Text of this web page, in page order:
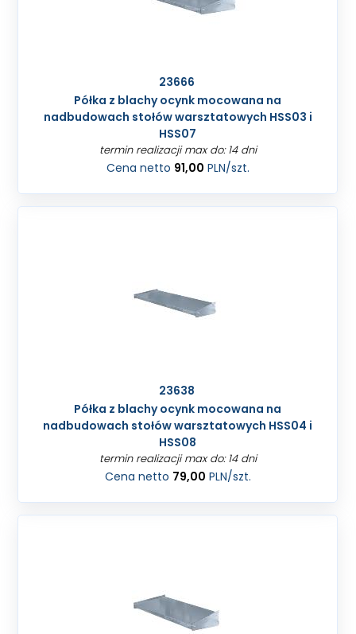
23666
Półka z blachy ocynk mocowana na
nadbudowach stołów warsztatowych HSS03 i
HSS07
termin realizacji max do: 14 dni
Cena netto 91,00 PLN/szt.
23638
Półka z blachy ocynk mocowana na
nadbudowach stołów warsztatowych HSS04 i
HSS08
termin realizacji max do: 14 dni
Cena netto 79,00 PLN/szt.